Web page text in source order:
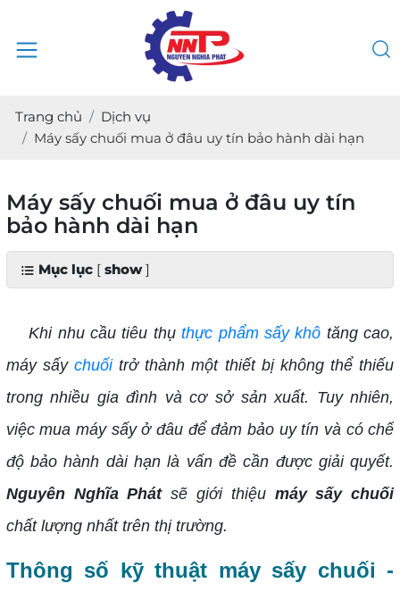
Trang chủ
Dịch vụ
Máy sấy chuối mua ở đâu uy tín bảo hành dài hạn
Máy sấy chuối mua ở đâu uy tín
bảo hành dài hạn
Mục lục[ show]
Khi nhu cầu tiêu thụthực phẩm sấy khô tăng cao,
máy sấychuốitrở thành một thiết bị không thể thiếu
trong nhiều gia đình và cơ sở sản xuất. Tuy nhiên,
việc mua máy sấy ở đâu để đảm bảo uy tín và có chế
độ bảo hành dài hạn là vấn đề cần được giải quyết.
Nguyên Nghĩa Phátsẽ giới thiệu máy sấy chuối
chất lượng nhất trên thị trường.
Thông số kỹ thuật máy sấy chuối -